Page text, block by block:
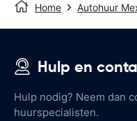
Home Autohuur
Hulp en
Hulp nodig? Neem dan
huurspecialisten.